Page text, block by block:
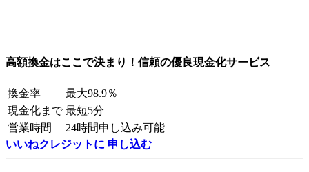
高額換金はここで決まり！信頼の優良現金化サービス
換金率
最大98.9％
現金化まで 最短5分
営業時間
24時間申し込み可能
いいねクレジットに 申し込む